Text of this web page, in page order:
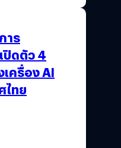
าร
ปิดตัว 4
ครื่อง AI
ไทย